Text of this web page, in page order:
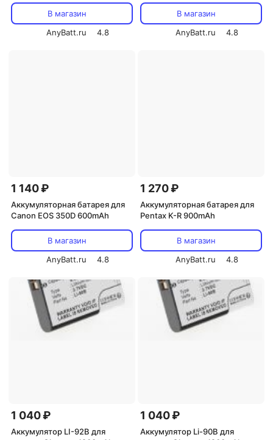
В магазин
AnyBatt.ru
4.8
В магазин
AnyBatt.ru
4.8
1 140 ₽
Аккумуляторная батарея для
Canon EOS 350D 600mAh
В магазин
AnyBatt.ru
4.8
1 270 ₽
Аккумуляторная батарея для
Pentax K-R 900mAh
В магазин
AnyBatt.ru
4.8
1 040 ₽
Аккумулятор LI-92B для
1 040 ₽
Аккумулятор Li-90B для